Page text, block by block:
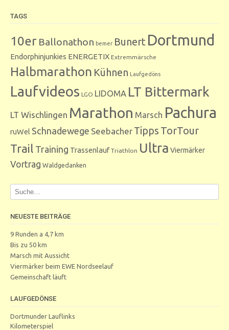
TAGS
10er Ballonathon bemer Bunert Dortmund
Endorphinjunkies ENERGETIX Extremmärsche
Halbmarathon Kühnen Laufgedöns
Laufvideos LGO LIDOMA LT Bittermark
LT Wischlingen Marathon Marsch Pachura
ruWel Schnadewege Seebacher Tipps TorTour
Trail Training Trassenlauf Triathlon Ultra Viermärker
Vortrag Waldgedanken
NEUESTE BEITRÄGE
9 Runden a 4,7 km
Bis zu 50 km
Marsch mit Aussicht
Viermärker beim EWE Nordseelauf
Gemeinschaft läuft
LAUFGEDÖNSE
Dortmunder Lauflinks
Kilometerspiel